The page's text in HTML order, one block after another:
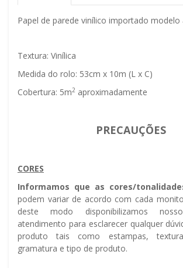
Papel de parede vinílico importado modelo
Textura: Vinílica
Medida do rolo: 53cm x 10m (L x C)
Cobertura: 5m2 aproximadamente
PRECAUÇÕES
CORES
Informamos que as cores/
podem variar de acordo com cada
deste modo disponibilizamos
atendimento para esclarecer qualquer
produto tais como estampas,
gramatura e tipo de produto.